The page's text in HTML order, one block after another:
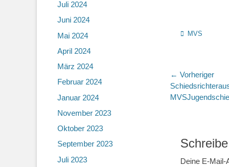
Kategorien
MVS
← Vorheriger
Vorheriger
Beitrag:
Deine E-Mail-
Juli 2024
Juni 2024
Mai 2024
April 2024
März 2024
Februar 2024
Januar 2024
November 2023
Oktober 2023
September 2023
Juli 2023